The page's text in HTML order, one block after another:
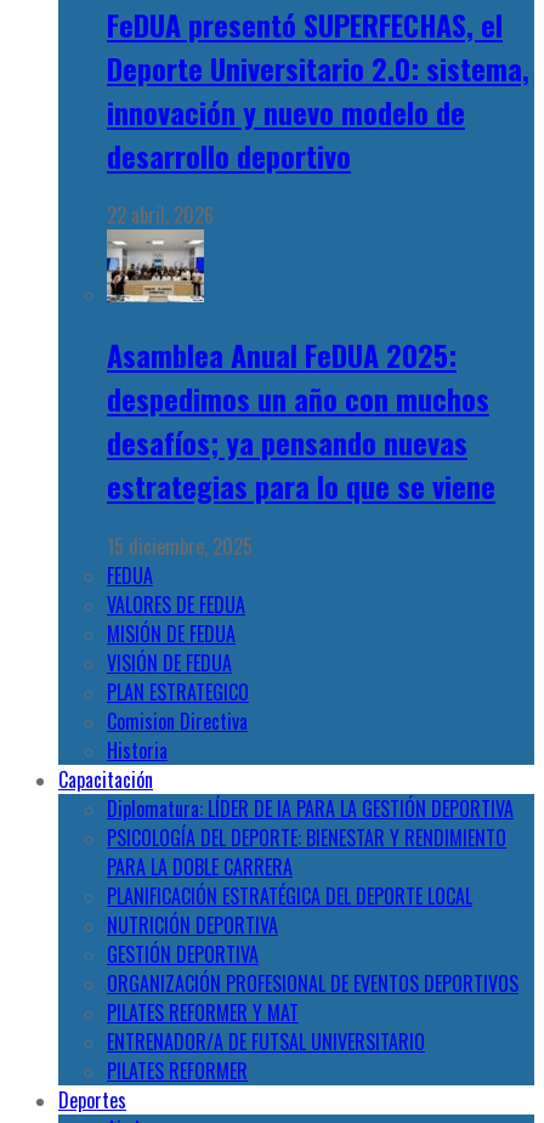
FeDUA presentó SUPERFECHAS, el
Deporte Universitario 2.0: sistema,
innovación y nuevo modelo de
desarrollo deportivo
22 abril, 2026
Asamblea Anual FeDUA 2025:
despedimos un año con muchos
desafíos; ya pensando nuevas
estrategias para lo que se viene
15 diciembre, 2025
FEDUA
VALORES DE FEDUA
MISIÓN DE FEDUA
VISIÓN DE FEDUA
PLAN ESTRATEGICO
Comision Directiva
Historia
Capacitación
Diplomatura: LÍDER DE IA PARA LA GESTIÓN DEPORTIVA
PSICOLOGÍA DEL DEPORTE: BIENESTAR Y RENDIMIENTO
PARA LA DOBLE CARRERA
PLANIFICACIÓN ESTRATÉGICA DEL DEPORTE LOCAL
NUTRICIÓN DEPORTIVA
GESTIÓN DEPORTIVA
ORGANIZACIÓN PROFESIONAL DE EVENTOS DEPORTIVOS
PILATES REFORMER Y MAT
ENTRENADOR/A DE FUTSAL UNIVERSITARIO
PILATES REFORMER
Deportes